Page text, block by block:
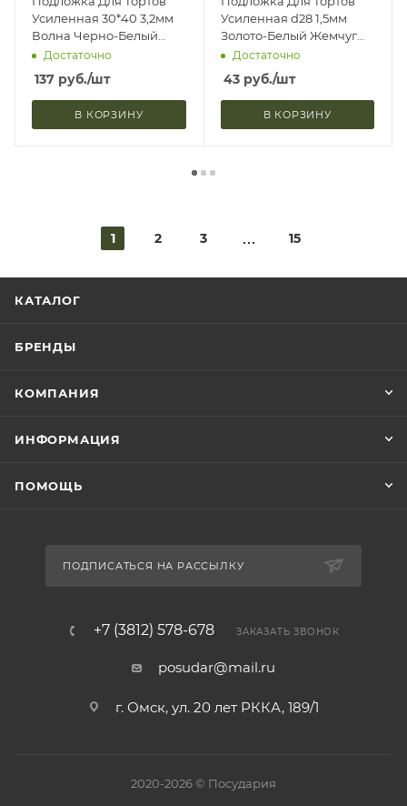
Усиленная 30*40 3,2мм
Волна Черно-Белый
Двусторонняя Upak
Land 4670570 (1/5)
Достаточно
137 руб./шт
В КОРЗИНУ
Усиленная d28 1,5мм
Золото-Белый Жемчуг
Двухсторонняя Upak
Land 9309947 (1/20)
Достаточно
43руб./шт
В КОРЗИНУ
1 2 3 15
КАТАЛОГ
БРЕНДЫ
КОМПАНИЯ
ИНФОРМАЦИЯ
ПОМОЩЬ
ПОДПИСАТЬСЯ НА РАССЫЛКУ
+7 (3812) 578-678 ЗАКАЗАТЬ ЗВОНОК
posudar@mail.ru
г. Омск, ул. 20 лет РККА, 189/1
2020-2026 © Посудария